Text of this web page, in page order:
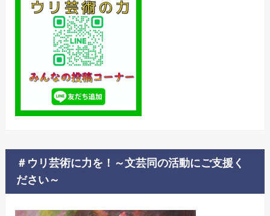
＃ウリ芸術に力を！～文芸同の活動にご支援く
ださい～